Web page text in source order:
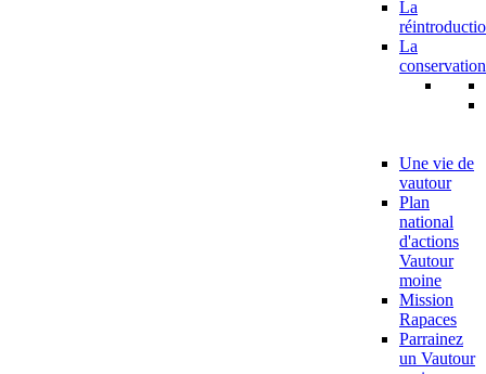
La
La
conservation
Une vie de
vautour
Plan
national
d'actions
Vautour
moine
Mission
Rapaces
Parrainez
un Vautour